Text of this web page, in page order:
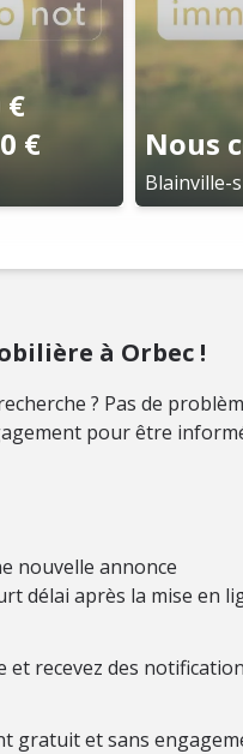
€
€ Nous
Blainville-
à Orbec !
? Pas de
pour être
nouvelle annonce
délai après la mise en
et recevez des
gratuit et sans